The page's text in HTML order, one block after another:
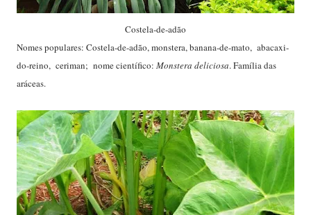
Costela-de-adão
Nomes populares: Costela-de-adão, monstera, banana-de-mato, abacaxi-
do-reino, ceriman; nome científico: Monstera deliciosa. Família das
aráceas.